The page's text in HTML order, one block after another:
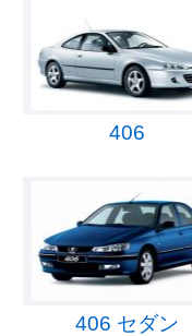
406
406 セダン